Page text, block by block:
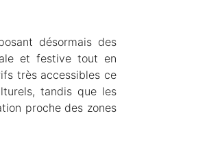
désormais des
et festive tout en
très accessibles ce
tandis que les
proche des zones